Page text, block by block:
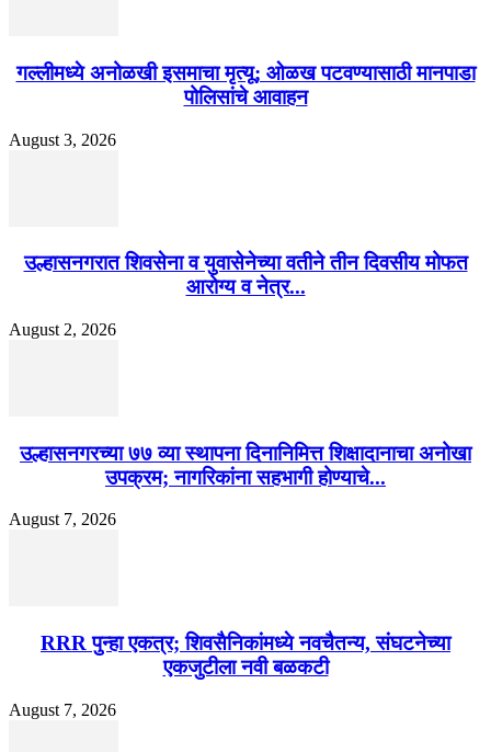
गल्लीमध्ये अनोळखी इसमाचा मृत्यू; ओळख पटवण्यासाठी मानपाडा
पोलिसांचे आवाहन
August 3, 2026
उल्हासनगरात शिवसेना व युवासेनेच्या वतीने तीन दिवसीय मोफत
आरोग्य व नेत्र...
August 2, 2026
उल्हासनगरच्या ७७ व्या स्थापना दिनानिमित्त शिक्षादानाचा अनोखा
उपक्रम; नागरिकांना सहभागी होण्याचे...
August 7, 2026
RRR पुन्हा एकत्र; शिवसैनिकांमध्ये नवचैतन्य, संघटनेच्या
एकजुटीला नवी बळकटी
August 7, 2026